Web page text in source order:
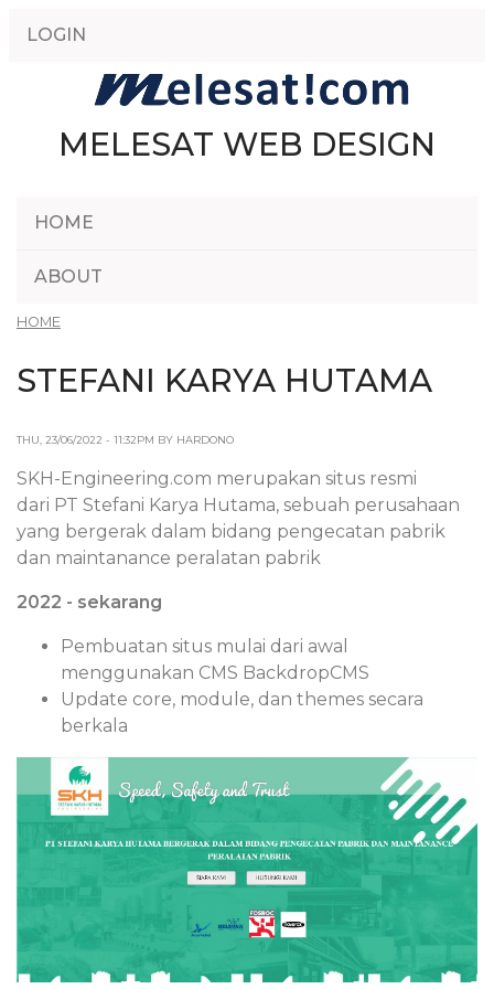
MELESAT WEB DESIGN
LOGIN
HOME
ABOUT
HOME
STEFANI KARYA HUTAMA
THU, 23/06/2022 - 11:32PM BY HARDONO
SKH-Engineering.com merupakan situs resmi
dari PT Stefani Karya Hutama, sebuah perusahaan
yang bergerak dalam bidang pengecatan pabrik
dan maintanance peralatan pabrik
2022 - sekarang
Pembuatan situs mulai dari awal
menggunakan CMS BackdropCMS
Update core, module, dan themes secara
berkala